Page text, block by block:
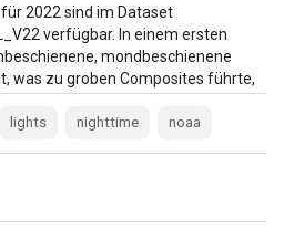
2022 sind im Dataset
verfügbar. In einem ersten
mondbeschienene
was zu groben Composites führte,
lights nighttime noaa